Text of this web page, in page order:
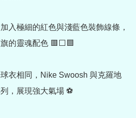
入極細的紅色與淺藍色裝飾線條，
的靈魂配色 🟥⬜🟦
衣相同，Nike Swoosh 與克羅地
，展現強大氣場 ⚽